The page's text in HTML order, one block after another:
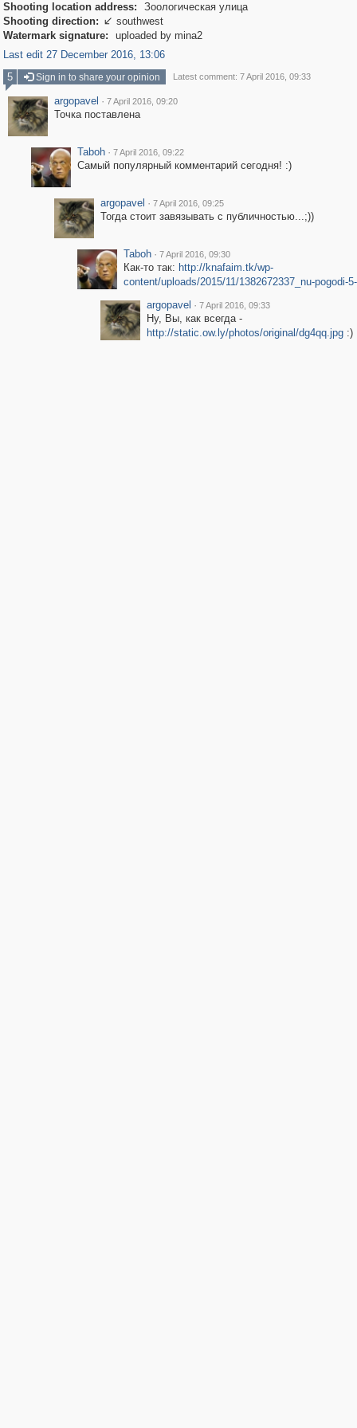
Shooting location address:
Зоологическая улица
Shooting direction:  southwest
Watermark signature:
uploaded by mina2
Last edit 27 December 2016, 13:06
5
Sign in to share your opinion Latest comment: 7 April 2016, 09:33
argopavel · 7 April 2016, 09:20
Точка поставлена
Taboh · 7 April 2016, 09:22
Самый популярный комментарий сегодня! :)
argopavel · 7 April 2016, 09:25
Тогда стоит завязывать с публичностью...;))
Taboh · 7 April 2016, 09:30
Как-то так: http://knafaim.tk/wp-
content/uploads/2015/11/1382672337_nu-pogodi-
argopavel · 7 April 2016, 09:33
Ну, Вы, как всегда -
http://static.ow.ly/photos/original/dg4qq.jpg:)